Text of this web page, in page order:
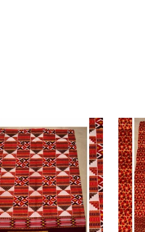
AJOUTER AU PANIER